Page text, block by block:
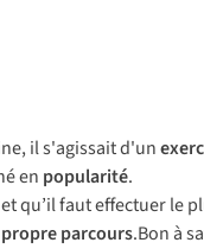
il s'agissait d'un
en popularité.
faut effectuer le
propreparcours.Bon à